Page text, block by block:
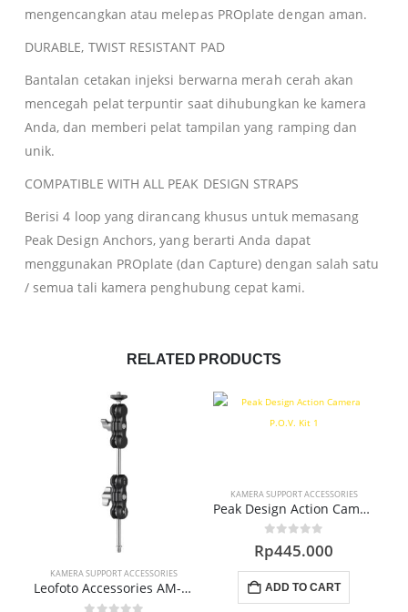
mengencangkan atau melepas PROplate dengan aman.
DURABLE, TWIST RESISTANT PAD
Bantalan cetakan injeksi berwarna merah cerah akan
mencegah pelat terpuntir saat dihubungkan ke kamera
Anda, dan memberi pelat tampilan yang ramping dan
unik.
COMPATIBLE WITH ALL PEAK DESIGN STRAPS
Berisi 4 loop yang dirancang khusus untuk memasang
Peak Design Anchors, yang berarti Anda dapat
menggunakan PROplate (dan Capture) dengan salah satu
/ semua tali kamera penghubung cepat kami.
RELATED PRODUCTS
KAMERA SUPPORT ACCESSORIES
Leofoto Accessories AM-2L Versa Magic Arm
KAMERA SUPPORT ACCESSORIES
Peak Design Action Camera P.O.V. Kit
out of 5
Rp445.000
ADD TO CART